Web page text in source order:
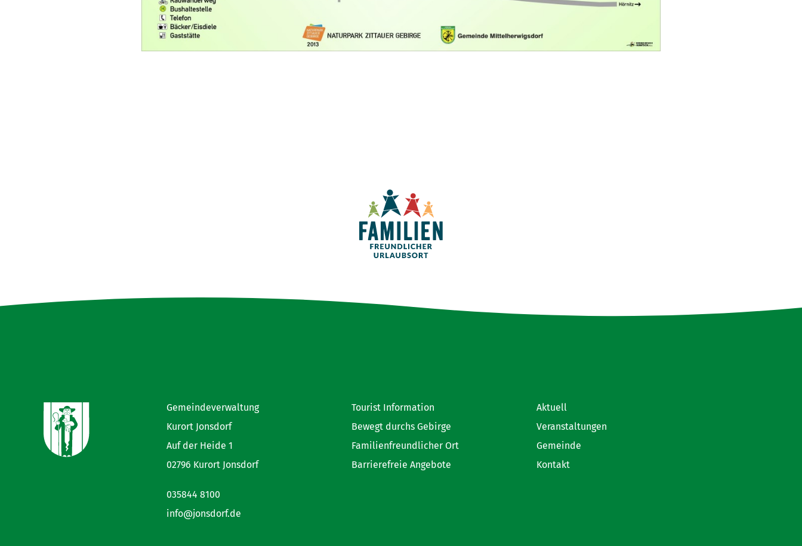
Gemeindeverwaltung
Kurort Jonsdorf
Auf der Heide 1
02796 Kurort Jonsdorf
035844 8100
info@jonsdorf.de
Tourist Information
Bewegt durchs Gebirge
Familienfreundlicher Ort
Barrierefreie Angebote
Aktuell
Veranstaltungen
Gemeinde
Kontakt